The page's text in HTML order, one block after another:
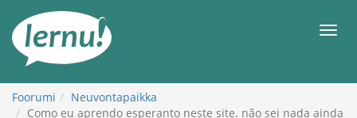
sisältöön
Foorumi
Neuvontapaikka
Como eu aprendo esperanto neste site. não sei nada ainda